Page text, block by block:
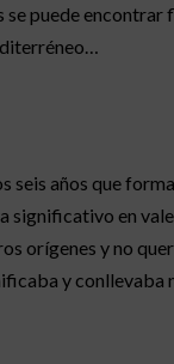
se puede
seis años que
en
orígenes y no
y conllevaba